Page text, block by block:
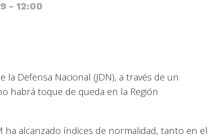
- 12:00
la Defensa Nacional (JDN), a través de un
habrá toque de queda en la Región
alcanzado índices de normalidad, tanto en el